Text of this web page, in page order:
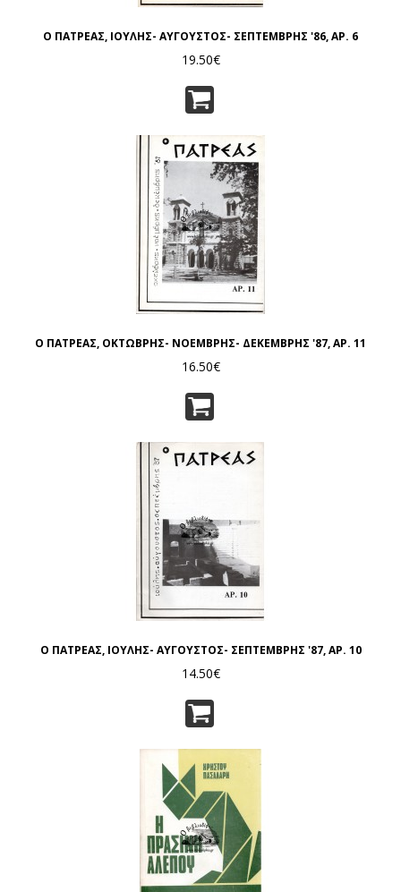
Ο ΠΑΤΡΕΑΣ, ΙΟΥΛΗΣ- ΑΥΓΟΥΣΤΟΣ- ΣΕΠΤΕΜΒΡΗΣ '86, ΑΡ. 6
19.50€
Ο ΠΑΤΡΕΑΣ, ΟΚΤΩΒΡΗΣ- ΝΟΕΜΒΡΗΣ- ΔΕΚΕΜΒΡΗΣ '87, ΑΡ. 11
16.50€
Ο ΠΑΤΡΕΑΣ, ΙΟΥΛΗΣ- ΑΥΓΟΥΣΤΟΣ- ΣΕΠΤΕΜΒΡΗΣ '87, ΑΡ. 10
14.50€